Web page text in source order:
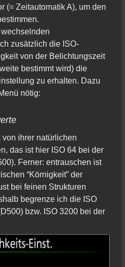
(= Zeitautomatik A), um den
zusätzlich die ISO-
von der Belichtungszeit
bestimmt wird) die
zu erhalten. Dazu
nötig:
ihrer natürlichen
das ist hier ISO 64 bei der
Ferner: entrauschen ist
“Körnigkeit” der
bei feinen Strukturen
begrenze ich die ISO
bzw. ISO 3200 bei der